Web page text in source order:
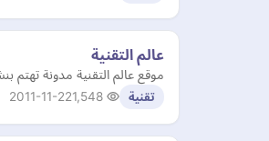
عالم التقنية
موقع عالم التقنية مدونة تهتم
تقنية 2011-11-22